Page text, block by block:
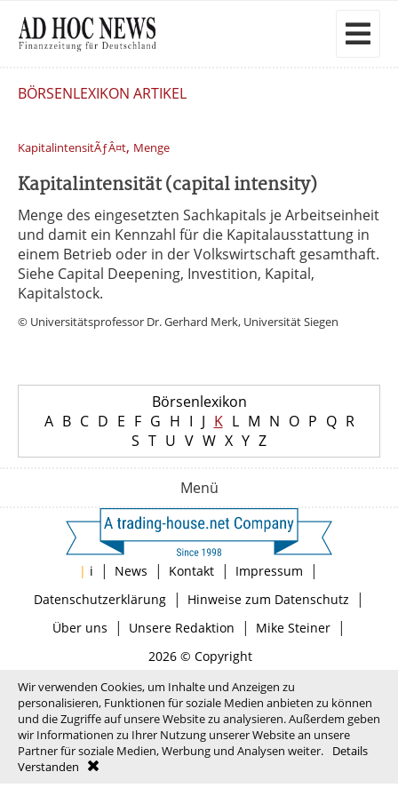
BÖRSENLEXIKON ARTIKEL
KapitalintensitÃƒÂ¤t, Menge
Kapitalintensität (capital intensity)
Menge des eingesetzten Sachkapitals je Arbeitseinheit
und damit ein Kennzahl für die Kapitalausstattung in
einem Betrieb oder in der Volkswirtschaft gesamthaft.
Siehe Capital Deepening, Investition, Kapital,
Kapitalstock.
© Universitätsprofessor Dr. Gerhard Merk, Universität Siegen
Börsenlexikon
A B C D E F G H I J K L M N O P Q R
S T U V W X Y Z
Menü
| i | News | Kontakt | Impressum |
Datenschutzerklärung| Hinweise zum Datenschutz |
Über uns | Unsere Redaktion | Mike Steiner|
2026 © Copyright
Wir verwenden Cookies, um Inhalte und Anzeigen zu
personalisieren, Funktionen für soziale Medien anbieten zu können
und die Zugriffe auf unsere Website zu analysieren. Außerdem geben
wir Informationen zu Ihrer Nutzung unserer Website an unsere
Partner für soziale Medien, Werbung und Analysen weiter.
Details
Verstanden